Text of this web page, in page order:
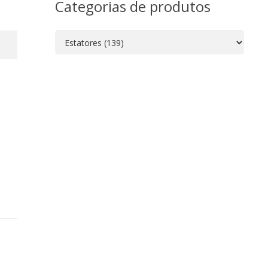
Categorias de produtos